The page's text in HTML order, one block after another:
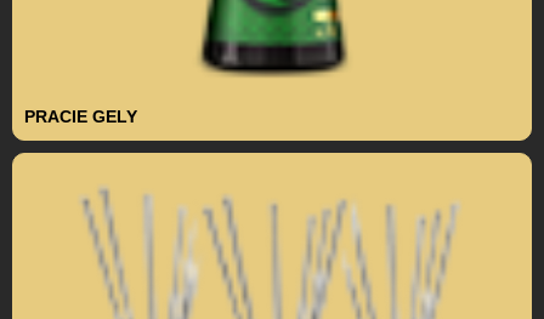
PRACIE GELY